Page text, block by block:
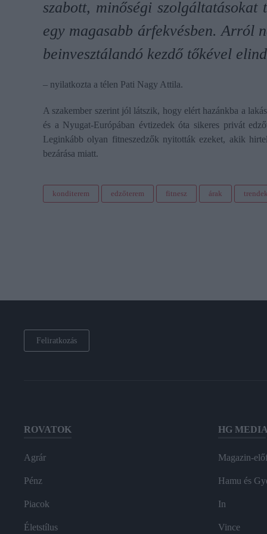
szabott, minőségi
egy magasabb árfekvésben. Arról
beinvesztálandó kezdő tőkével
– nyilatkozta a télen Pati Nagy Attila.
A szakember szerint jól látszik, hogy elért hazánkba a
és a Nyugat-Európában évtizedek óta sikeres privát
Leginkább olyan fitneszedzők nyitották ezeket, akik
bezárása miatt.
konditerem edzőterem fitnesz árak trendek
Feliratkozás
ROVATOK
Agrár
Pénz
Piacok
Életstílus
HG MEDIA
Magazin-
Hamu és
In
Vince